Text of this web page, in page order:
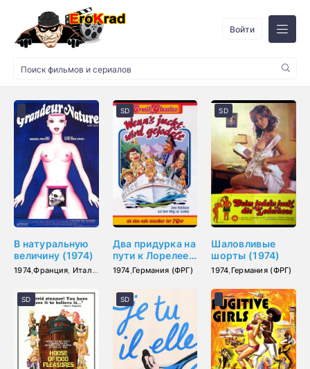
Войти
В натуральную
величину (1974)
1974,Франция, Италия Испания
Два придурка на
пути к Лорелее
(1974)
1974,Германия (ФРГ)
SD
Шаловливые
шорты (1974)
1974,Германия (ФРГ)
SD
SD SD